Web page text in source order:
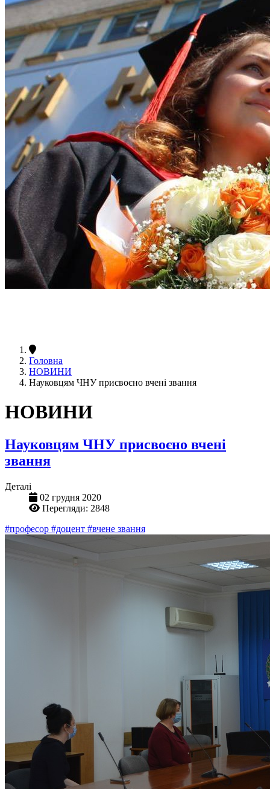
Головна
НОВИНИ
Науковцям ЧНУ присвоєно вчені звання
НОВИНИ
Науковцям ЧНУ присвоєно вчені
звання
Деталі
02 грудня 2020
Перегляди: 2848
#професор #доцент #вчене звання